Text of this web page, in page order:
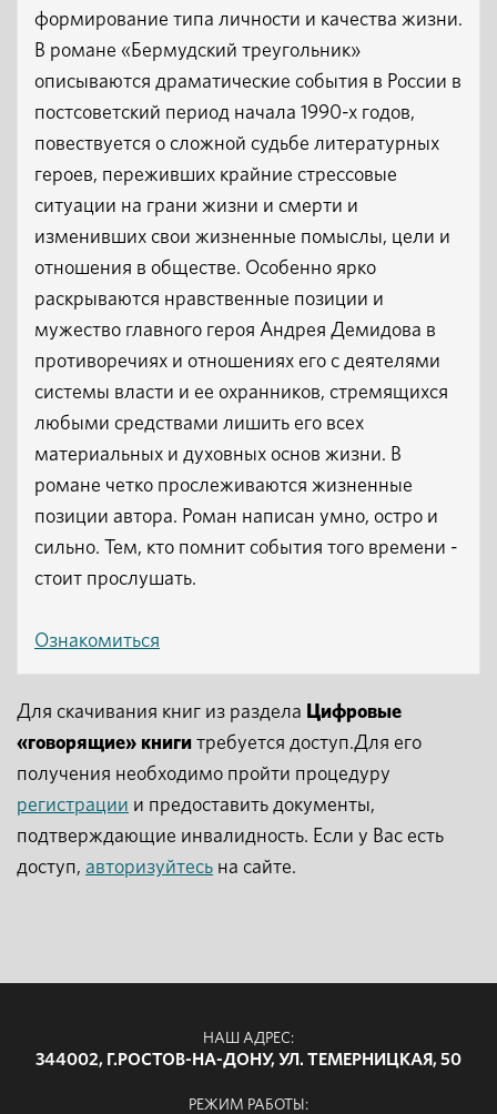
формирование типа личности и качества жизни.
В романе «Бермудский треугольник»
описываются драматические события в России в
постсоветский период начала 1990-х годов,
повествуется о сложной судьбе литературных
героев, переживших крайние стрессовые
ситуации на грани жизни и смерти и
изменивших свои жизненные помыслы, цели и
отношения в обществе. Особенно ярко
раскрываются нравственные позиции и
мужество главного героя Андрея Демидова в
противоречиях и отношениях его с деятелями
системы власти и ее охранников, стремящихся
любыми средствами лишить его всех
материальных и духовных основ жизни. В
романе четко прослеживаются жизненные
позиции автора. Роман написан умно, остро и
сильно. Тем, кто помнит события того времени -
стоит прослушать.
Ознакомиться
Для скачивания книг из раздела Цифровые
«говорящие» книги требуется доступ.Для его
получения необходимо пройти процедуру
регистрации и предоставить документы,
подтверждающие инвалидность. Если у Вас есть
доступ, авторизуйтесь на сайте.
НАШ АДРЕС:
344002, Г.РОСТОВ-НА-ДОНУ, УЛ. ТЕМЕРНИЦКАЯ, 50
РЕЖИМ РАБОТЫ: